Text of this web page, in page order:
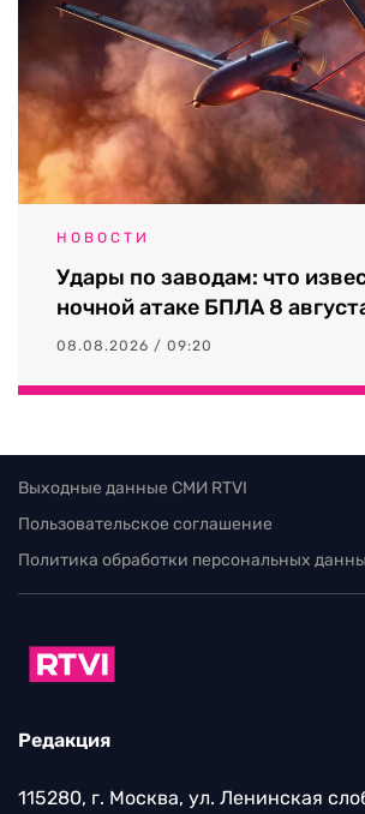
НОВОСТИ
Удары по заводам: что
ночной атаке БПЛА 8
08.08.2026 / 09:20
Выходные данные СМИ RTVI
Пользовательское соглашение
Политика обработки персональных
Редакция
115280, г. Москва, ул. Ленинская